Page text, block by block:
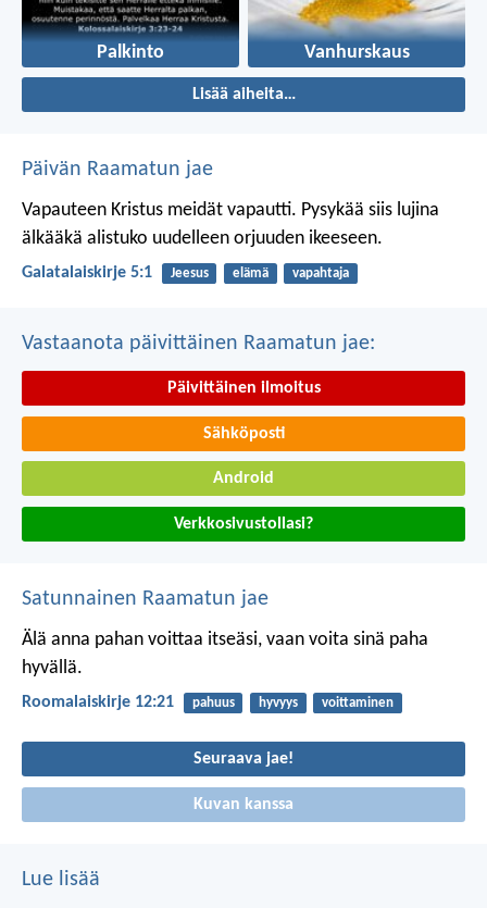
Palkinto Vanhurskaus
Lisää aiheita…
Päivän Raamatun jae
Vapauteen Kristus meidät vapautti. Pysykää siis lujina
älkääkä alistuko uudelleen orjuuden ikeeseen.
Galatalaiskirje 5:1 Jeesus elämä vapahtaja
Vastaanota päivittäinen Raamatun jae:
Päivittäinen ilmoitus
Sähköposti
Android
Verkkosivustollasi?
Satunnainen Raamatun jae
Älä anna pahan voittaa itseäsi, vaan voita sinä paha
hyvällä.
Roomalaiskirje 12:21 pahuus hyvyys voittaminen
Seuraava jae!
Kuvan kanssa
Lue lisää